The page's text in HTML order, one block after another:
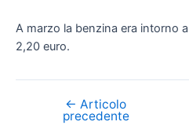
A marzo la benzina era intorno
2,20 euro.
Navigazione
← Articolo
precedente